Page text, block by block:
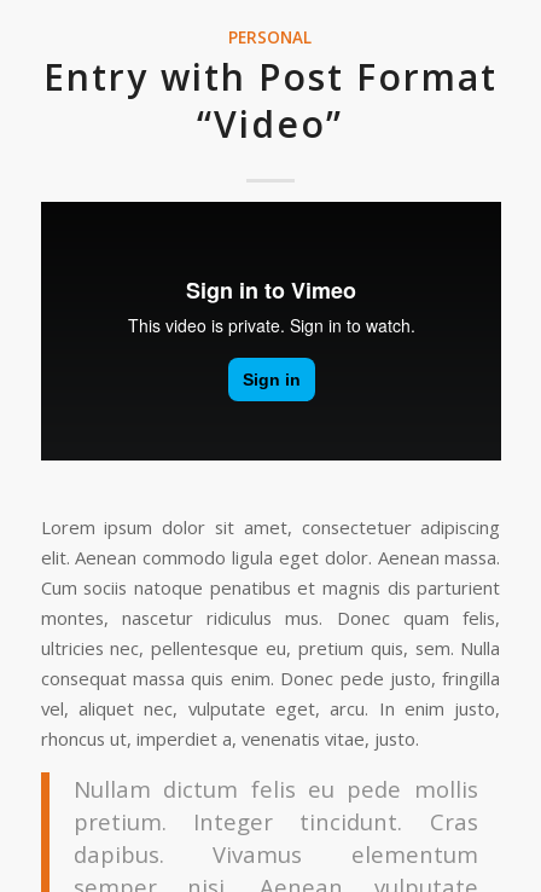
PERSONAL
Entry with Post Format
“Video”
Lorem ipsum dolor sit amet, consectetuer adipiscing
elit. Aenean commodo ligula eget dolor. Aenean massa.
Cum sociis natoque penatibus et magnis dis parturient
montes, nascetur ridiculus mus. Donec quam felis,
ultricies nec, pellentesque eu, pretium quis, sem. Nulla
consequat massa quis enim. Donec pede justo, fringilla
vel, aliquet nec, vulputate eget, arcu. In enim justo,
rhoncus ut, imperdiet a, venenatis vitae, justo.
Nullam dictum felis eu pede mollis
pretium. Integer tincidunt. Cras
dapibus. Vivamus elementum